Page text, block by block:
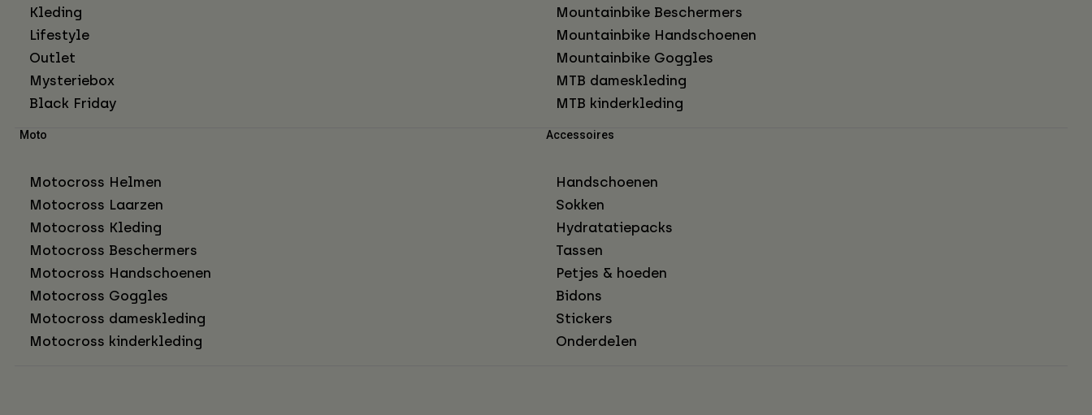
Kleding
Lifestyle
Outlet
Mysteriebox
Black Friday
Mountainbike Beschermers
Mountainbike Handschoenen
Mountainbike Goggles
MTB dameskleding
MTB kinderkleding
Moto
Motocross Helmen
Motocross Laarzen
Motocross Kleding
Motocross Beschermers
Motocross Handschoenen
Motocross Goggles
Motocross dameskleding
Motocross kinderkleding
Accessoires
Handschoenen
Sokken
Hydratatiepacks
Tassen
Petjes & hoeden
Bidons
Stickers
Onderdelen